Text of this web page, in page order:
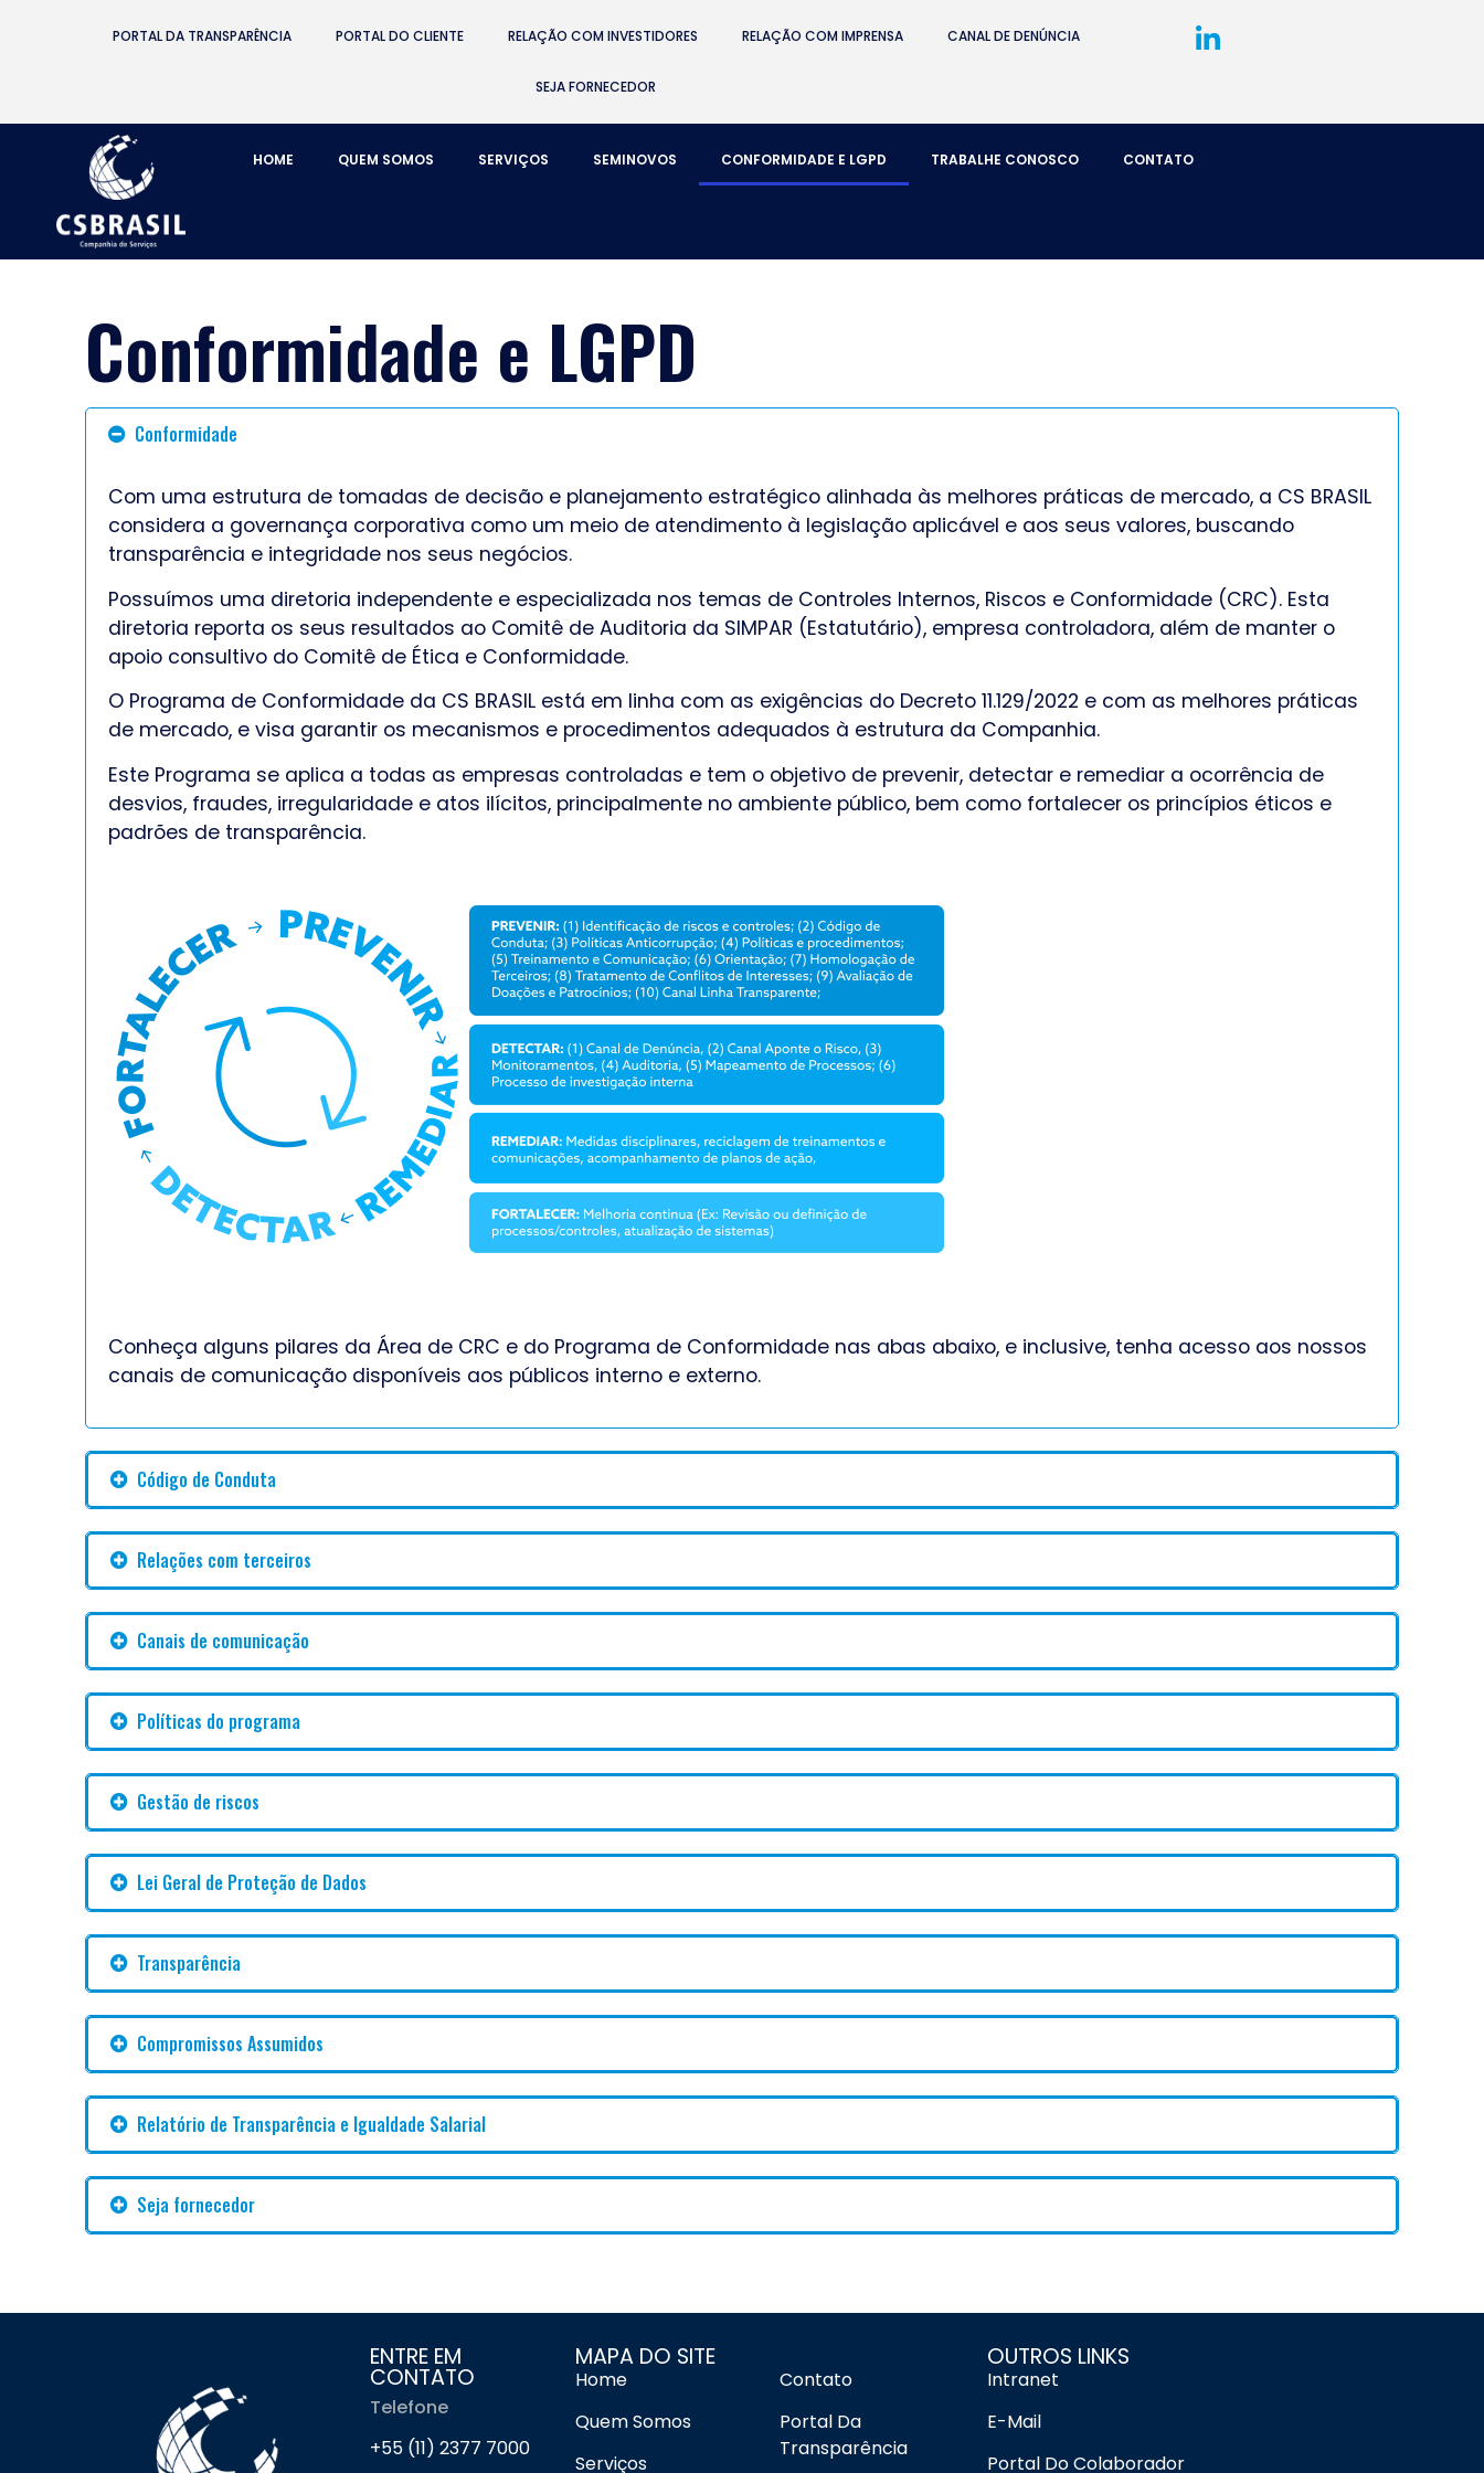
PORTAL DA TRANSPARÊNCIA PORTAL DO CLIENTE RELAÇÃO COM INVESTIDORES RELAÇÃO COM IMPRENSA CANAL DE DENÚNCIA
SEJA FORNECEDOR
HOME QUEM SOMOS SERVIÇOS SEMINOVOS CONFORMIDADE E LGPD TRABALHE CONOSCO CONTATO
Conformidade e LGPD
Conformidade
Com uma estrutura de tomadas de decisão e planejamento estratégico alinhada às melhores práticas de mercado, a CS BRASIL
considera a governança corporativa como um meio de atendimento à legislação aplicável e aos seus valores, buscando
transparência e integridade nos seus negócios.
Possuímos uma diretoria independente e especializada nos temas de Controles Internos, Riscos e Conformidade (CRC). Esta
diretoria reporta os seus resultados ao Comitê de Auditoria da SIMPAR (Estatutário), empresa controladora, além de manter o
apoio consultivo do Comitê de Ética e Conformidade.
O Programa de Conformidade da CS BRASIL está em linha com as exigências do Decreto 11.129/2022 e com as melhores práticas
de mercado, e visa garantir os mecanismos e procedimentos adequados à estrutura da Companhia.
Este Programa se aplica a todas as empresas controladas e tem o objetivo de prevenir, detectar e remediar a ocorrência de
desvios, fraudes, irregularidade e atos ilícitos, principalmente no ambiente público, bem como fortalecer os princípios éticos e
padrões de transparência.
Conheça alguns pilares da Área de CRC e do Programa de Conformidade nas abas abaixo, e inclusive, tenha acesso aos nossos
canais de comunicação disponíveis aos públicos interno e externo.
Código de Conduta
Relações com terceiros
Canais de comunicação
Políticas do programa
Gestão de riscos
Lei Geral de Proteção de Dados
Transparência
Compromissos Assumidos
Relatório de Transparência e Igualdade Salarial
Seja fornecedor
ENTRE EM
CONTATO
Telefone
+55 (11) 2377 7000
MAPA DO SITE
Home
Quem Somos
Serviços
Contato
Portal Da
Transparência
OUTROS LINKS
Intranet
E-Mail
Portal Do Colaborador